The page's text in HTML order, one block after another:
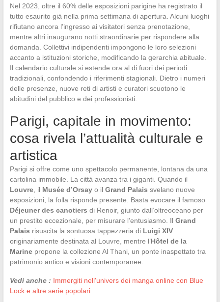
Nel 2023, oltre il 60% delle esposizioni parigine ha registrato il
tutto esaurito già nella prima settimana di apertura. Alcuni luoghi
rifiutano ancora l’ingresso ai visitatori senza prenotazione,
mentre altri inaugurano notti straordinarie per rispondere alla
domanda. Collettivi indipendenti impongono le loro selezioni
accanto a istituzioni storiche, modificando la gerarchia abituale.
Il calendario culturale si estende ora al di fuori dei periodi
tradizionali, confondendo i riferimenti stagionali. Dietro i numeri
delle presenze, nuove reti di artisti e curatori scuotono le
abitudini del pubblico e dei professionisti.
Parigi, capitale in movimento:
cosa rivela l’attualità culturale e
artistica
Parigi si offre come uno spettacolo permanente, lontana da una
cartolina immobile. La città avanza tra i giganti. Quando il
Louvre, il Musée d’Orsayo il Grand Palais svelano nuove
esposizioni, la folla risponde presente. Basta evocare il famoso
Déjeuner des canotiers di Renoir, giunto dall’oltreoceano per
un prestito eccezionale, per misurare l’entusiasmo. Il Grand
Palais risuscita la sontuosa tappezzeria di Luigi XIV
originariamente destinata al Louvre, mentre l’Hôtel de la
Marinepropone la collezione Al Thani, un ponte inaspettato tra
patrimonio antico e visioni contemporanee.
Vedi anche : Immergiti nell'univers dei manga online con Blue
Lock e altre serie popolari